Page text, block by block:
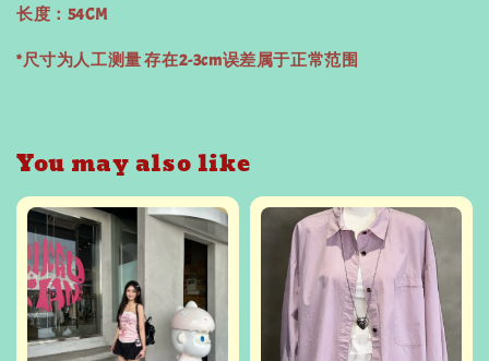
长度：54CM
*尺寸为人工测量 存在2-3cm误差属于正常范围
You may also like